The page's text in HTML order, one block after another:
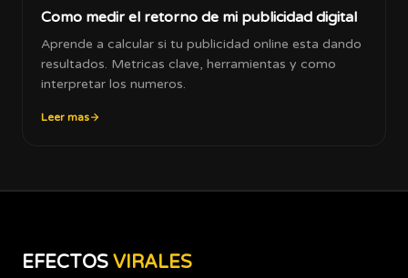
Como medir el retorno de mi publicidad digital
Aprende a calcular si tu publicidad online esta dando
resultados. Metricas clave, herramientas y como
interpretar los numeros.
Leer mas
EFECTOS VIRALES